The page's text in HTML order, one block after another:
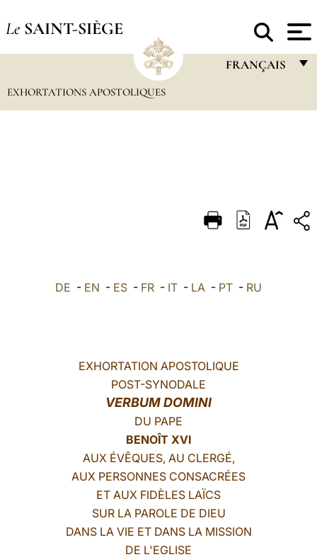
Le SAINT-SIÈGE
FRANÇAIS
DEUTSCH
العربيّة
EXHORTATIONS APOSTOLIQUES
DE - EN - ES - FR - IT - LA - PT - RU
EXHORTATION APOSTOLIQUE
POST-SYNODALE
VERBUM DOMINI
DU PAPE
BENOÎT XVI
AUX ÉVÊQUES, AU CLERGÉ,
AUX PERSONNES CONSACRÉES
ET AUX FIDÈLES LAÏCS
SUR LA PAROLE DE DIEU
DANS LA VIE ET DANS LA MISSION
DE L'EGLISE